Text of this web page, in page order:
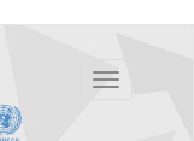
Toggle